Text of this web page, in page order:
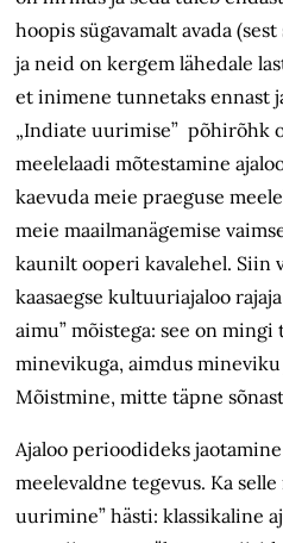
hoopis sügavamalt avada
ja neid on kergem lähedale
et inimene tunnetaks ennast
„Indiate uurimise” põhirõhk
meelelaadi mõtestamine
kaevuda meie praeguse
meie maailmanägemise
kaunilt ooperi kavalehel. Siin
kaasaegse kultuuriajaloo
aimu” mõistega: see on
minevikuga, aimdus
Mõistmine, mitte täpne
Ajaloo perioodideks
meelevaldne tegevus. Ka
uurimine” hästi: klassikaline